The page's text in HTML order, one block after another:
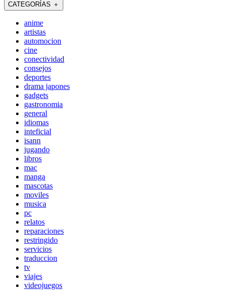
CATEGORÍAS ＋
anime
artistas
automocion
cine
conectividad
consejos
deportes
drama japones
gadgets
gastronomia
general
idiomas
inteficial
isann
jugando
libros
mac
manga
mascotas
moviles
musica
pc
relatos
reparaciones
restringido
servicios
traduccion
tv
viajes
videojuegos